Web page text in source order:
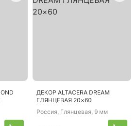
ДЕКОР ALTACERA DREAM
ГЛЯНЦЕВАЯ 20×60
Россия, Глянцевая, 9 мм